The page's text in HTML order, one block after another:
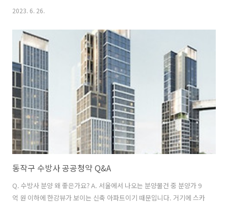
엄을 붙여 팔거나 전세를 놓을 수 있어 어마어마한 메리트가 있는 흑석
약 3~5억의 차익을 얻을 수 있고 자격조건은 19세 이상 국내 거주자이기
만 하면 되어 상당히 높은 경쟁률을 기록할 것으로 예상되지만 계약금만
마련할 수 있으면 충분히 도전해 볼 만하다고 생각됩니다. 타입 59타입
84타입 청약유형 무순위 청약 계약 취소분 청약자격조건 전국 거주 19세
이상 서울시 거주 무주택세대 구성원 분양가 6억4650만원 9억6790만원
유상옵..
2023. 6. 26.
동작구 수방사 공공청약 Q&A
Q. 수방사 분양 왜 좋은가요? A. 서울에서 나오는 분양물건 중 분양가 9
억 원 이하에 한강뷰가 보이는 신축 아파트이기 때문입니다. 거기에 스카